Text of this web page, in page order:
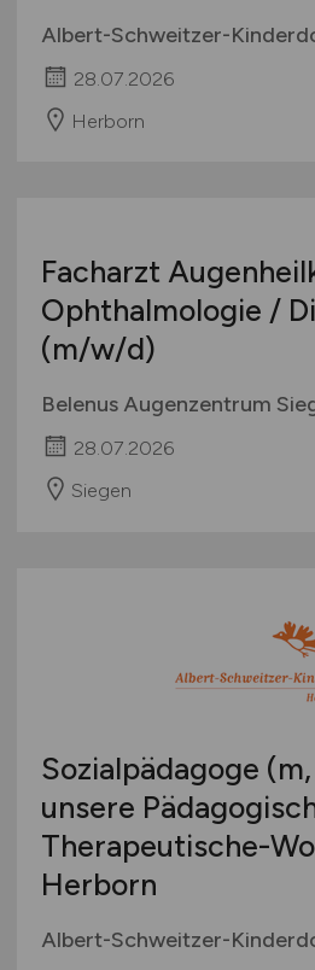
Albert-Schweitzer-
28.07.2026
Herborn
Facharzt
Ophthalmologie /
(m/w/d)
Belenus Augenzentrum
28.07.2026
Siegen
Sozialpädagoge
unsere
Therapeutische-
Herborn
Albert-Schweitzer-